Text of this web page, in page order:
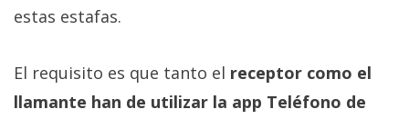
estas estafas.
El requisito es que tanto el receptor como el
llamante han de utilizar la app Teléfono de